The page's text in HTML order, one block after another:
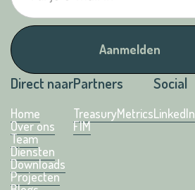
Direct naar
Home
Over ons
Team
Diensten
Downloads
Projecten
Partners
TreasuryMetrics
FIM
Social
LinkedIn